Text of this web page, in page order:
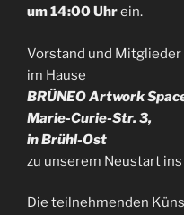
um 14:00 Uhrein.
Vorstand und Mitglieder
im Hause
BRÜNEO Artwork
Marie-Curie-Str. 3,
in Brühl-Ost
zu unserem Neustart
Die teilnehmenden